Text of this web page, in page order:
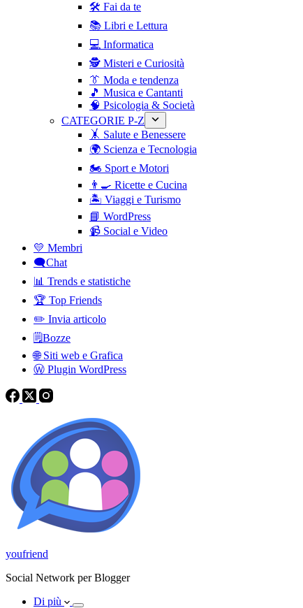
🛠️ Fai da te
📚 Libri e Lettura
💻 Informatica
🕵️ Misteri e Curiosità
👔 Moda e tendenza
🎵 Musica e Cantanti
🧠 Psicologia & Società
CATEGORIE P-Z
🤸 Salute e Benessere
🌍 Scienza e Tecnologia
🏍️ Sport e Motori
👨‍🍳 Ricette e Cucina
🏝️ Viaggi e Turismo
📘 WordPress
📹 Social e Video
💛 Membri
🗨️Chat
📊 Trends e statistiche
🏆 Top Friends
✏️ Invia articolo
🗒️Bozze
🌐 Siti web e Grafica
Ⓦ Plugin WordPress
youfriend
Social Network per Blogger
Di più